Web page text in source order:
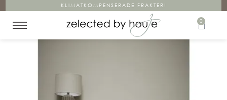
KLIMATKOMPENSERADE FRAKTER!
0